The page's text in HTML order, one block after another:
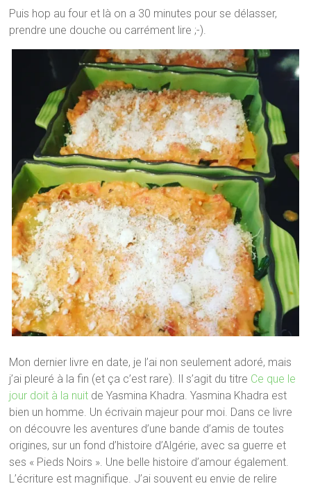
Puis hop au four et là on a 30 minutes pour se délasser,
prendre une douche ou carrément lire ;-).
Mon dernier livre en date, je l’ai non seulement adoré, mais
j’ai pleuré à la fin (et ça c’est rare). Il s’agit du titre Ce que le
jour doit à la nuit de Yasmina Khadra. Yasmina Khadra est
bien un homme. Un écrivain majeur pour moi. Dans ce livre
on découvre les aventures d’une bande d’amis de toutes
origines, sur un fond d’histoire d’Algérie, avec sa guerre et
ses « Pieds Noirs ». Une belle histoire d’amour également.
L’écriture est magnifique. J’ai souvent eu envie de relire